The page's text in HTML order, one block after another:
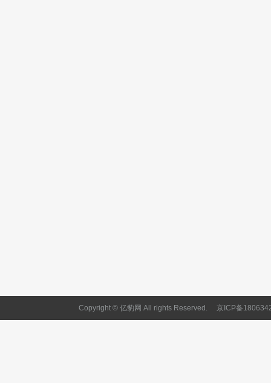
Copyright © 亿豹网 All rights Reserved. 京ICP备